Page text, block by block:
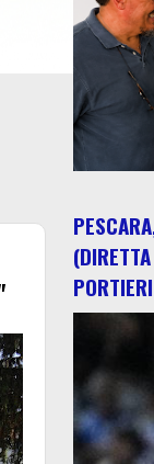
PORTIERI